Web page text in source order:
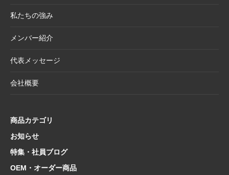
2025.3.14
2025.2.5
在庫限り終了商品のお知らせ【色紙 コットン
紙・型もの】
私たちの強み
メンバー紹介
代表メッセージ
会社概要
商品カテゴリ
お知らせ
特集・社員ブログ
OEM・オーダー商品